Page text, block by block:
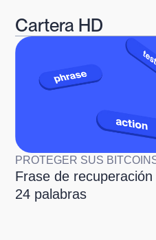
Cartera HD
PROTEGER SUS
Frase de
24 palabras